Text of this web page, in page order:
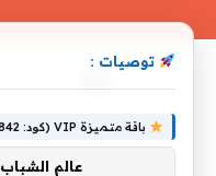
توصيات :
باقة متميزة VIP (كود: AA86842):
عالم الشباب